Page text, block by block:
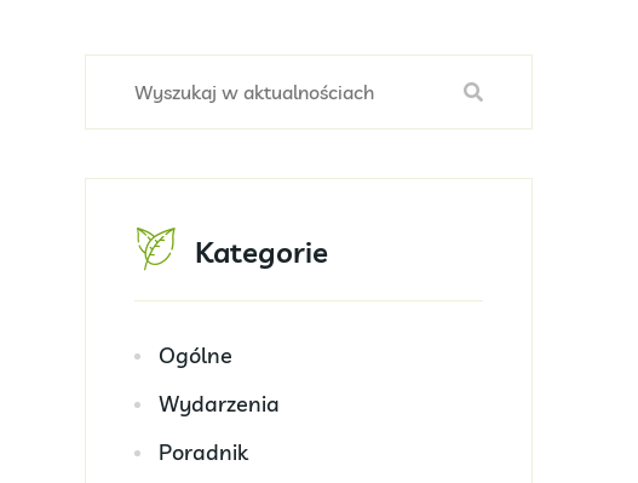
Kategorie
Ogólne
Wydarzenia
Poradnik